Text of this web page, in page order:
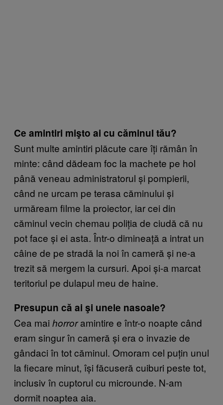
Ce amintiri mişto ai cu căminul tău?
Sunt multe amintiri plăcute care îți rămân în
minte: când dădeam foc la machete pe hol
până veneau administratorul și pompierii,
când ne urcam pe terasa căminului și
urmăream filme la proiector, iar cei din
căminul vecin chemau poliția de ciudă că nu
pot face și ei asta. Într-o dimineață a intrat un
câine de pe stradă la noi în cameră și ne-a
trezit să mergem la cursuri. Apoi și-a marcat
teritoriul pe dulapul meu de haine.
Presupun că ai şi unele nasoale?
Cea mai horroramintire e într-o noapte când
eram singur în cameră și era o invazie de
gândaci în tot căminul. Omoram cel puțin unul
la fiecare minut, își făcuseră cuiburi peste tot,
inclusiv în cuptorul cu microunde. N-am
dormit noaptea aia.